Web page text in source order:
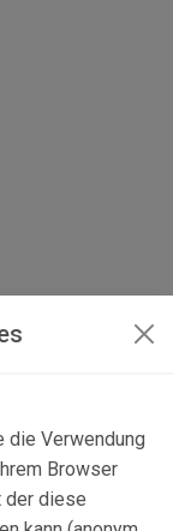
die Verwendung
Browser
diese